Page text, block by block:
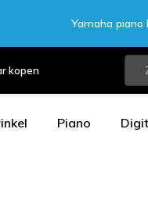
kopen
Yamaha piano
Piano